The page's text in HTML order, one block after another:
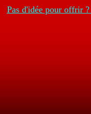
Pas d'idée pour offrir